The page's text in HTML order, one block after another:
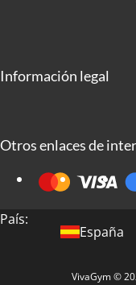
Información legal
Otros enlaces de
País:
España
VivaGym ©